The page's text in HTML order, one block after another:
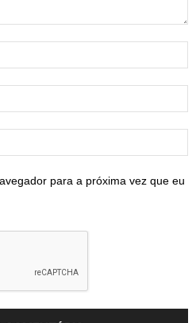
para a próxima vez que eu